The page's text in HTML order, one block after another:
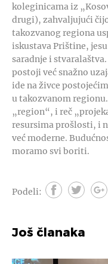
koleginicama iz
drugi), zahvaljujući
takozvanog regiona
iskustava Prištine,
saradnje i
postoji već snažno
ide na živce
u takozvanom
„region“, i reč
resursima prošlosti, i
već moderne.
moramo svi boriti.
Podeli:
Još članaka